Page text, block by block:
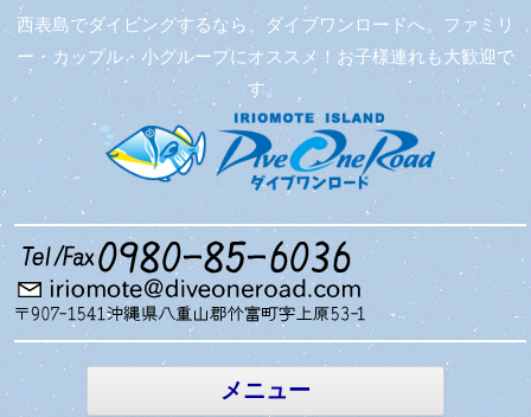
西表島でダイビングするなら、ダイブワンロードへ。ファミリ
ー・カップル・小グループにオススメ！お子様連れも大歓迎で
す。
メニュー
コンテン